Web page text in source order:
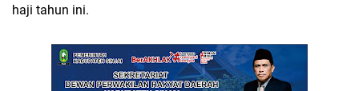
haji tahun ini.